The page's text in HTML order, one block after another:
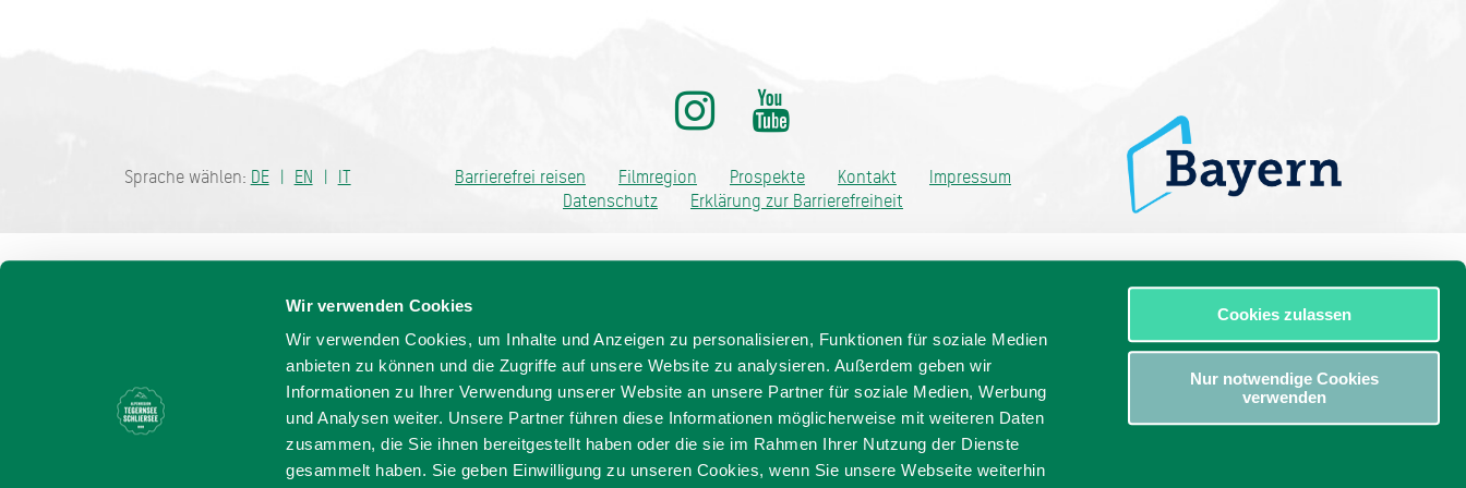
Wir verwenden Cookies
Wir verwenden Cookies, um Inhalte und Anzeigen zu personalisieren, Funktionen für soziale Medien
anbieten zu können und die Zugriffe auf unsere Website zu analysieren. Außerdem geben wir
Informationen zu Ihrer Verwendung unserer Website an unsere Partner für soziale Medien, Werbung
und Analysen weiter. Unsere Partner führen diese Informationen möglicherweise mit weiteren Daten
zusammen, die Sie ihnen bereitgestellt haben oder die sie im Rahmen Ihrer Nutzung der Dienste
gesammelt haben. Sie geben Einwilligung zu unseren Cookies, wenn Sie unsere Webseite weiterhin
Cookies zulassen
Nur notwendige Cookies
verwenden
Sprache wählen: DE EN IT Barrierefrei reisen Filmregion Prospekte Kontakt
Impressum
Datenschutz
Erklärung zur Barrierefreiheit